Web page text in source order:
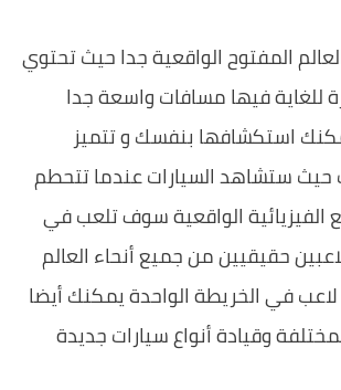
المفتوح الواقعية جدا حيث تحتوي
للغاية فيها مسافات واسعة جدا
استكشافها بنفسك و تتميز
حيث ستشاهد السيارات عندما تتحطم
الفيزيائية الواقعية سوف تلعب في
حقيقيين من جميع أنحاء العالم
ما يصل إلى 200 لاعب في الخريطة الواحدة يمكنك أيضا
وقيادة أنواع سيارات جديدة